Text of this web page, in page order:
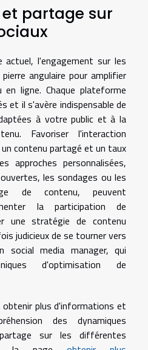
partage sur
actuel, l'engagement sur les
angulaire pour amplifier
ligne. Chaque plateforme
et il s'avère indispensable de
à votre public et à la
Favoriser l'interaction
contenu partagé et un taux
approches personnalisées,
les sondages ou les
de contenu, peuvent
la participation de
une stratégie de contenu
judicieux de se tourner vers
social media manager, qui
d'optimisation de
obtenir plus d'informations et
des dynamiques
sur les différentes